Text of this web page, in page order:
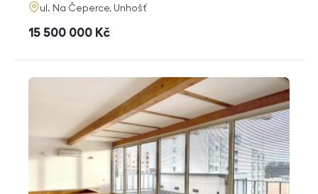
adresa
ul. Na Čeperce, Unhošť
cena
15 500 000 Kč